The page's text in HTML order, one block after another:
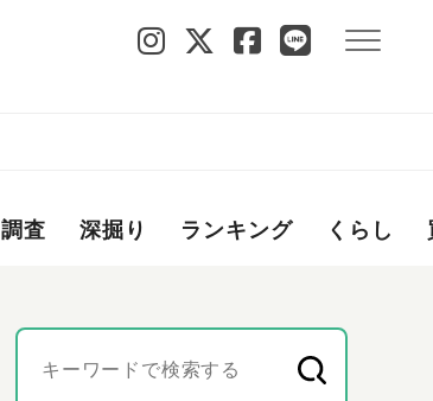
調査 深掘り ランキング くらし